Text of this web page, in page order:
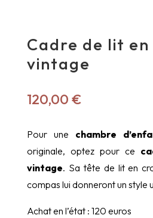
Cadre de lit en
vintage
120,00 €
Pour une chambre
originale, optez pour ce
vintage. Sa tête de lit en
compas lui donneront un style
Achat en l’état : 120 euros